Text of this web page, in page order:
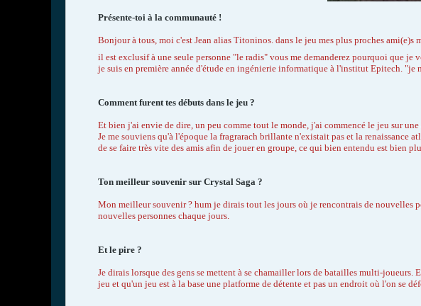
Présente-toi à la communauté !
Bonjour à tous, moi c'est Jean alias Titoninos. dans le jeu mes plus proches
il est exclusif à une seule personne "le radis" vous me demanderez pourquoi que je
je suis en première année d'étude en ingénierie informatique à l'institut Epitech. "je
Comment furent tes débuts dans le jeu ?
Et bien j'ai envie de dire, un peu comme tout le monde, j'ai commencé le jeu sur
Je me souviens qu'à l'époque la fragrarach brillante n'existait pas et la renaissance
de se faire très vite des amis afin de jouer en groupe, ce qui bien entendu est bien
Ton meilleur souvenir sur Crystal Saga ?
Mon meilleur souvenir ? hum je dirais tout les jours où je rencontrais de nouvelles
nouvelles personnes chaque jours.
Et le pire ?
Je dirais lorsque des gens se mettent à se chamailler lors de batailles multi-
jeu et qu'un jeu est à la base une platforme de détente et pas un endroit où l'on se